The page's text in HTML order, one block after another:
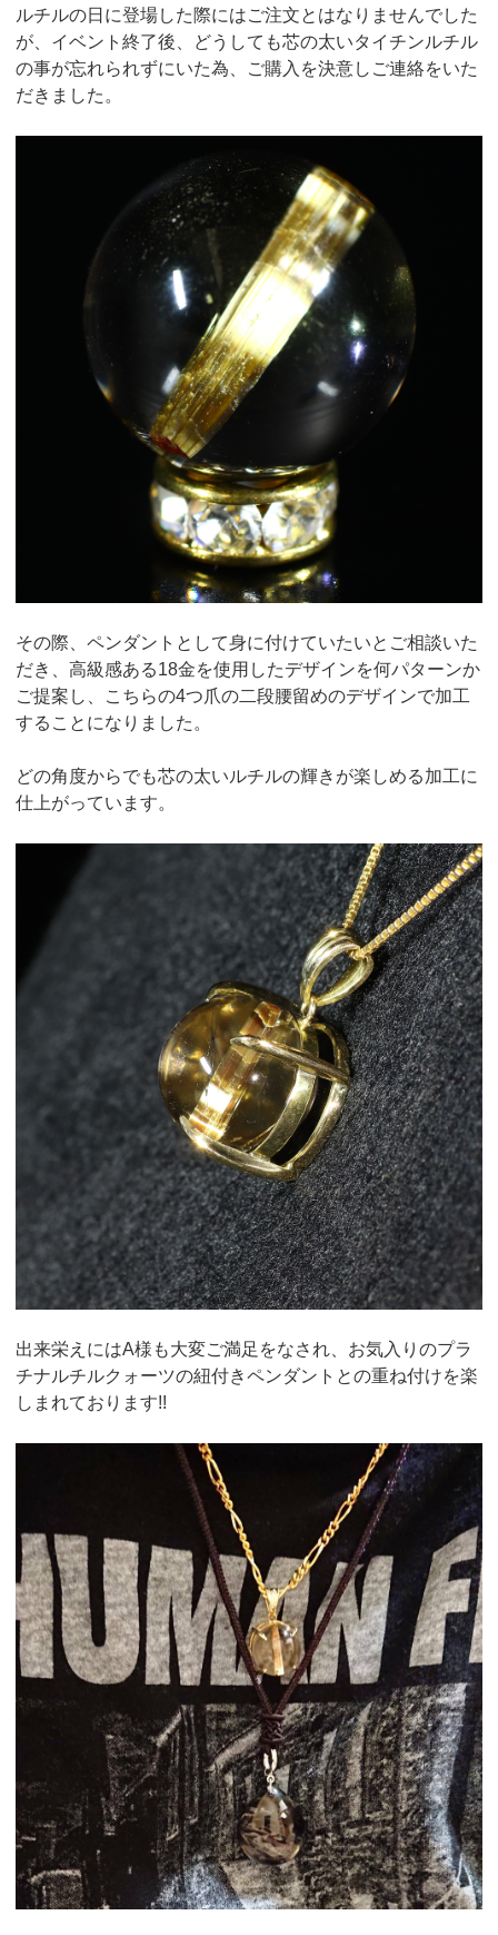
ルチルの日に登場した際にはご注文とはなりませんでした
が、イベント終了後、どうしても芯の太いタイチンルチル
の事が忘れられずにいた為、ご購入を決意しご連絡をいた
だきました。
その際、ペンダントとして身に付けていたいとご相談いた
だき、高級感ある18金を使用したデザインを何パターンか
ご提案し、こちらの4つ爪の二段腰留めのデザインで加工
することになりました。
どの角度からでも芯の太いルチルの輝きが楽しめる加工に
仕上がっています。
出来栄えにはA様も大変ご満足をなされ、お気入りのプラ
チナルチルクォーツの紐付きペンダントとの重ね付けを楽
しまれております!!